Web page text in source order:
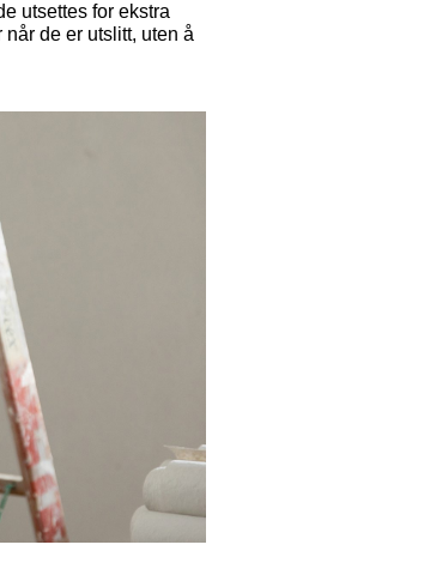
utsettes for ekstra
de er utslitt, uten å